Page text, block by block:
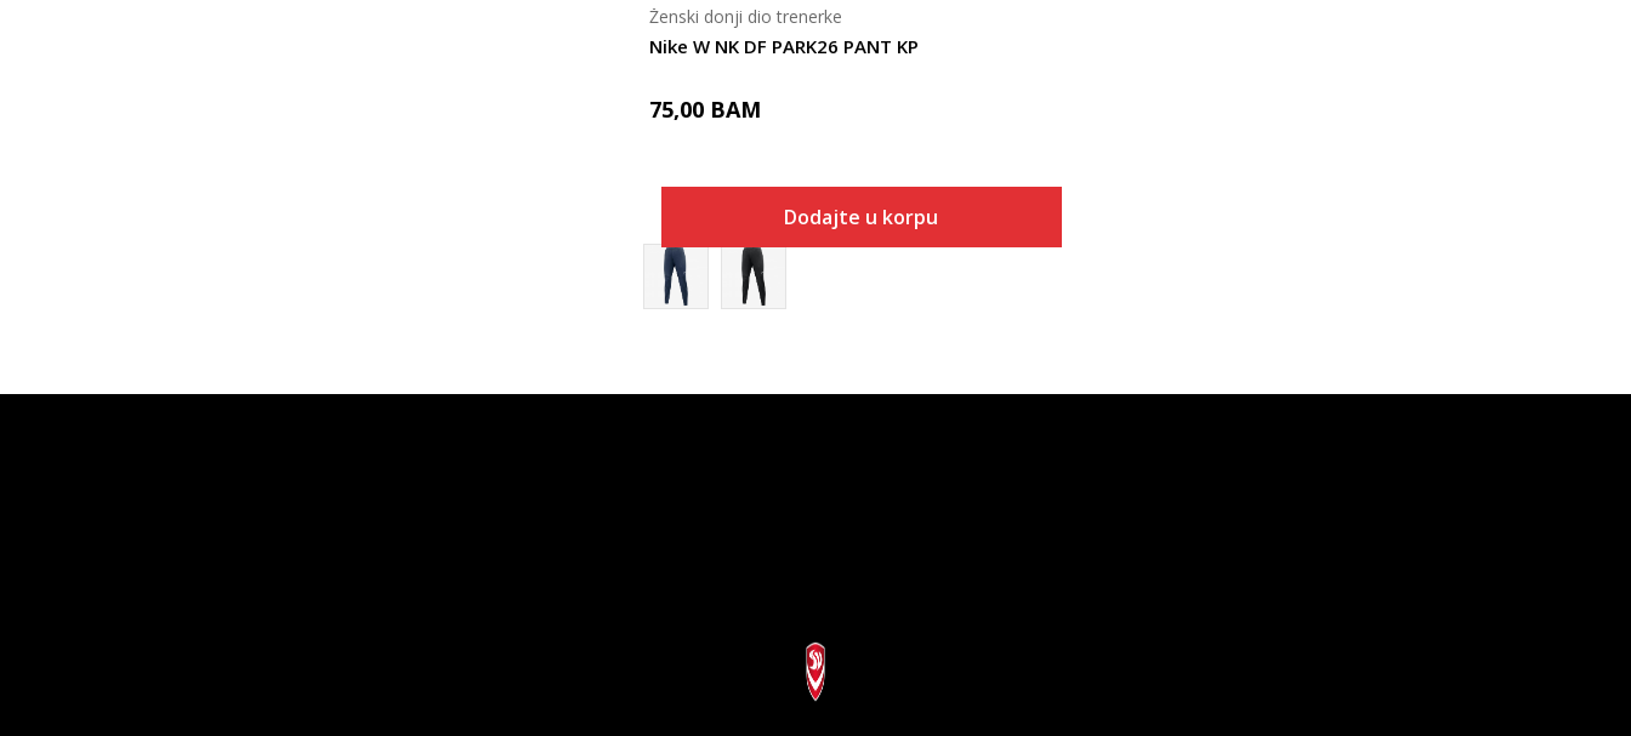
Nike W NK DF PARK26 PANT KP
Ženski donji dio trenerke
75,00 BAM
Dodajte u korpu